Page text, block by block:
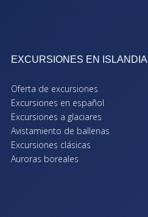
EXCURSIONES EN ISLANDIA
Oferta de excursiones
Excursiones en español
Excursiones a glaciares
Avistamiento de ballenas
Excursiones clásicas
Auroras boreales